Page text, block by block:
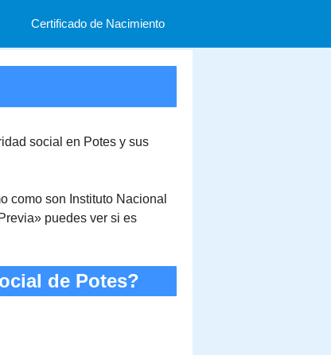
Certificado de Nacimiento
social en Potes y sus
como son Instituto Nacional
puedes ver si es
de Potes?